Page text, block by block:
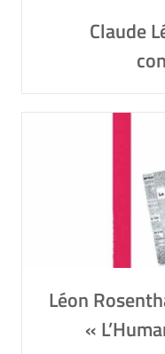
Claude
Léon
«